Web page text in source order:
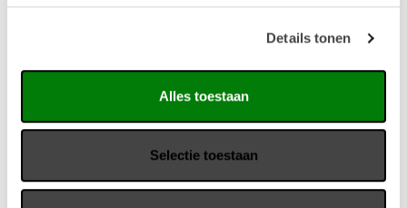
Details tonen
Alles toestaan
Selectie toestaan